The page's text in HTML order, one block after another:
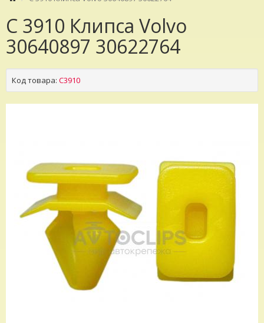
C 3910 Клипса Volvo
30640897 30622764
Код товара: C3910